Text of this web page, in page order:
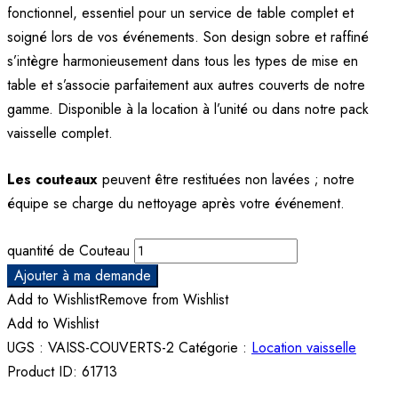
fonctionnel, essentiel pour un service de table complet et
soigné lors de vos événements. Son design sobre et raffiné
s’intègre harmonieusement dans tous les types de mise en
table et s’associe parfaitement aux autres couverts de notre
gamme. Disponible à la location à l’unité ou dans notre pack
vaisselle complet.
Les couteaux peuvent être restituées non lavées ; notre
équipe se charge du nettoyage après votre événement.
quantité de Couteau
Ajouter à ma demande
Add to WishlistRemove from Wishlist
Add to Wishlist
UGS : VAISS-COUVERTS-2 Catégorie : Location vaisselle
Product ID: 61713